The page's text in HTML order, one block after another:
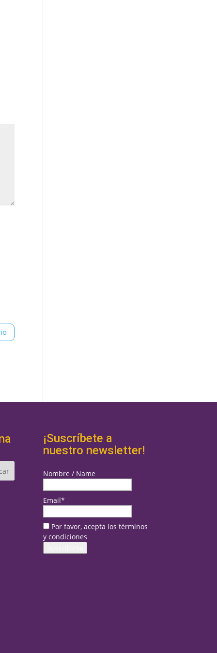
¡Suscríbete a
nuestro newsletter!
Nombre / Name
Email*
Por favor, acepta los términos
y condiciones